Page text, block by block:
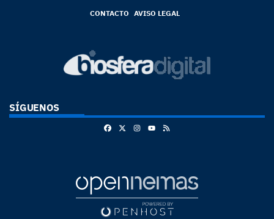
CONTACTO AVISO LEGAL
SÍGUENOS
FacebookInstagram